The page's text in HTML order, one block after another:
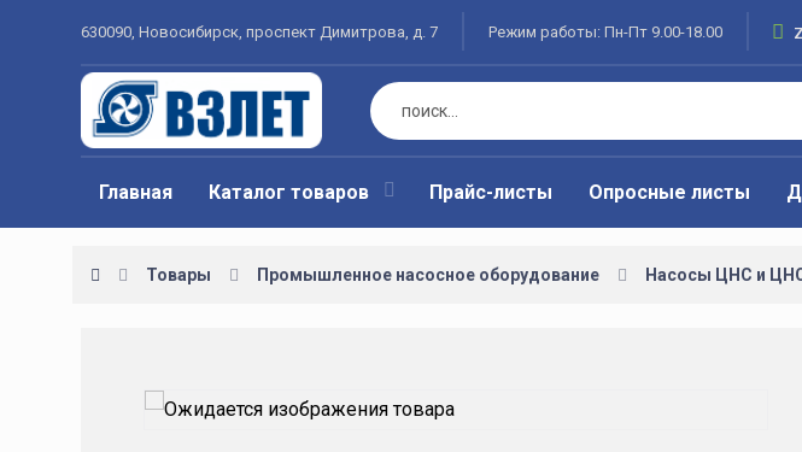
630090, Новосибирск, проспект Димитрова, д. 7 Режим работы: Пн-Пт 9.00-18.00
Главная Каталог товаров Прайс-листы Опросные листы
Товары Промышленное насосное оборудование Насосы ЦНС и